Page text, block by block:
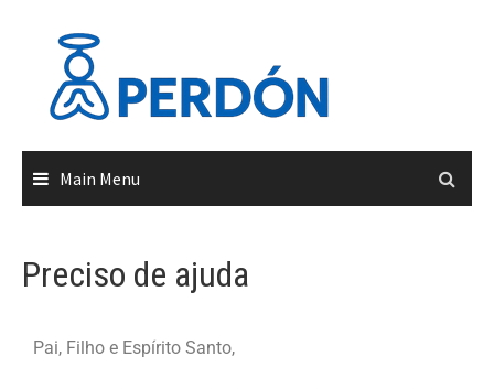
Main Menu
Preciso de ajuda
Pai, Filho e Espírito Santo,